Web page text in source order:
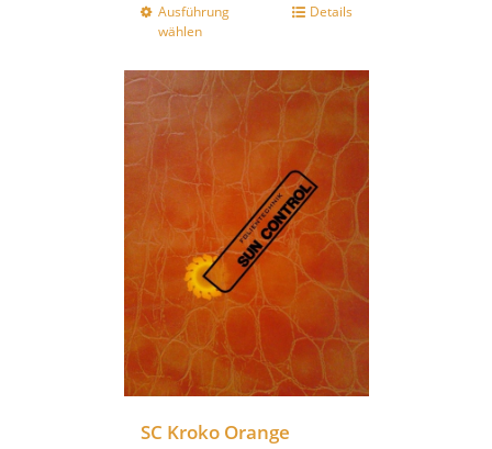
Ausführung
wählen
Details
SC Kroko Orange